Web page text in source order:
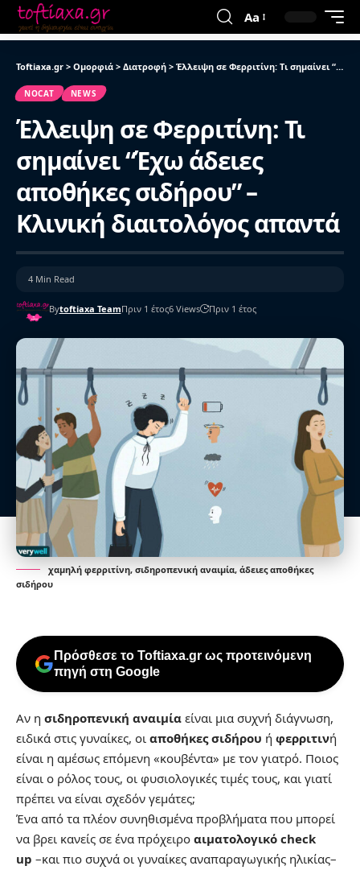
Aa
Toftiaxa.gr > Ομορφιά > Διατροφή > Έλλειψη σε Φερριτίνη: Τι σημαίνει “Έχω άδειες αποθήκες σιδήρου” – Κλινική διαιτολόγος απαντά
NOCAT NEWS
Έλλειψη σε Φερριτίνη: Τι
σημαίνει “Έχω άδειες
αποθήκες σιδήρου” –
Κλινική διαιτολόγος απαντά
Bytoftiaxa TeamΠριν 1 έτος6 Views Πριν 1 έτος
4 Min Read
χαμηλή φερριτίνη, σιδηροπενική αναιμία, άδειες αποθήκες
σιδήρου
Πρόσθεσε το Toftiaxa.gr ως προτεινόμενη
πηγή στη Google
Αν η σιδηροπενική αναιμία είναι μια συχνή διάγνωση,
ειδικά στις γυναίκες, οι αποθήκες σιδήρου ή φερριτινή
είναι η αμέσως επόμενη «κουβέντα» με τον γιατρό. Ποιος
είναι ο ρόλος τους, οι φυσιολογικές τιμές τους, και γιατί
πρέπει να είναι σχεδόν γεμάτες;
Ένα από τα πλέον συνηθισμένα προβλήματα που μπορεί
να βρει κανείς σε ένα πρόχειρο αιματολογικό check
up –και πιο συχνά οι γυναίκες αναπαραγωγικής ηλικίας–